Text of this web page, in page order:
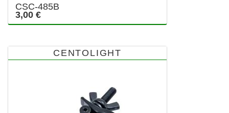
CSC-485B
3,00 €
CENTOLIGHT